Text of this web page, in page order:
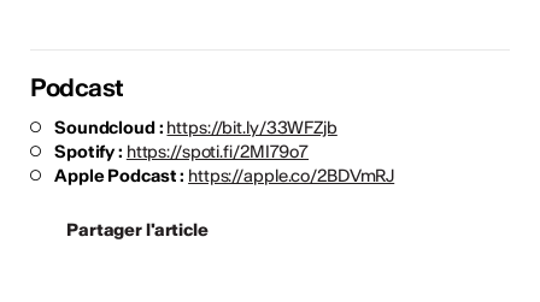
Podcast
Soundcloud : https://bit.ly/33WFZjb
Spotify : https://spoti.fi/2MI79o7
Apple Podcast : https://apple.co/2BDVmRJ
Partager l'article